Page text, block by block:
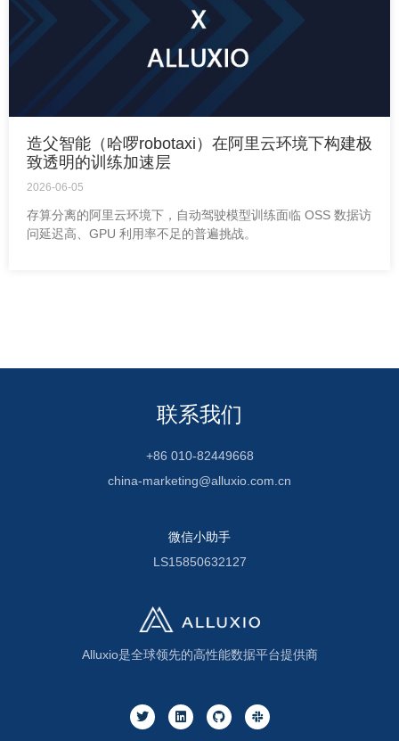
造父智能（哈啰robotaxi）在阿里云环境下构建极
致透明的训练加速层
2026-06-05
存算分离的阿里云环境下，自动驾驶模型训练面临 OSS 数据访
问延迟高、GPU 利用率不足的普遍挑战。
联系我们
+86 010-82449668
china-marketing@alluxio.com.cn
微信小助手
LS15850632127
Alluxio是全球领先的高性能数据平台提供商